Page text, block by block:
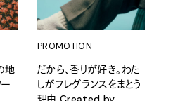
地
PROMOTION
だから、香りが好き。わた
しがフレグランスをまとう